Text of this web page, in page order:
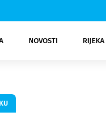
NOVOSTI
Rijeka Opatija
NK
Moda
Kultura